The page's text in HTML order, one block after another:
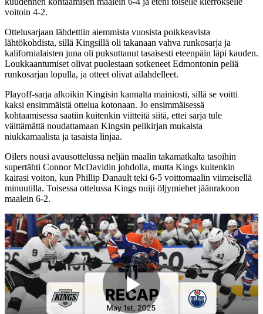
voitoin 4-2.
Ottelusarjaan lähdettiin aiemmista vuosista poikkeavista
lähtökohdista, sillä Kingsillä oli takanaan vahva runkosarja ja
kalifornialaisten juna oli puksuttanut tasaisesti eteenpäin läpi kauden.
Loukkaantumiset olivat puolestaan sotkeneet Edmontonin peliä
runkosarjan lopulla, ja otteet olivat ailahdelleet.
Playoff-sarja alkoikin Kingisin kannalta mainiosti, sillä se voitti
kaksi ensimmäistä ottelua kotonaan. Jo ensimmäisessä
kohtaamisessa saatiin kuitenkin viitteitä siitä, ettei sarja tule
välttämättä noudattamaan Kingsin pelikirjan mukaista
niukkamaalista ja tasaista linjaa.
Oilers nousi avausottelussa neljän maalin takamatkalta tasoihin
supertähti Connor McDavidin johdolla, mutta Kings kuitenkin
kairasi voiton, kun Phillip Danault teki 6-5 voittomaalin viimeisellä
minuutilla. Toisessa ottelussa Kings nuiji öljymiehet jäänrakoon
maalein 6-2.